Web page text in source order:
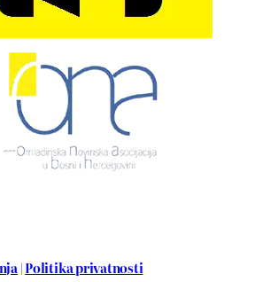
| Politika privatnosti